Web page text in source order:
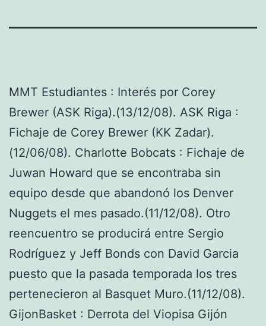
MMT Estudiantes : Interés por Corey
Brewer (ASK Riga).(13/12/08). ASK Riga :
Fichaje de Corey Brewer (KK Zadar).
(12/06/08). Charlotte Bobcats : Fichaje de
Juwan Howard que se encontraba sin
equipo desde que abandonó los Denver
Nuggets el mes pasado.(11/12/08). Otro
reencuentro se producirá entre Sergio
Rodríguez y Jeff Bonds con David Garcia
puesto que la pasada temporada los tres
pertenecieron al Basquet Muro.(11/12/08).
GijonBasket : Derrota del Viopisa Gijón